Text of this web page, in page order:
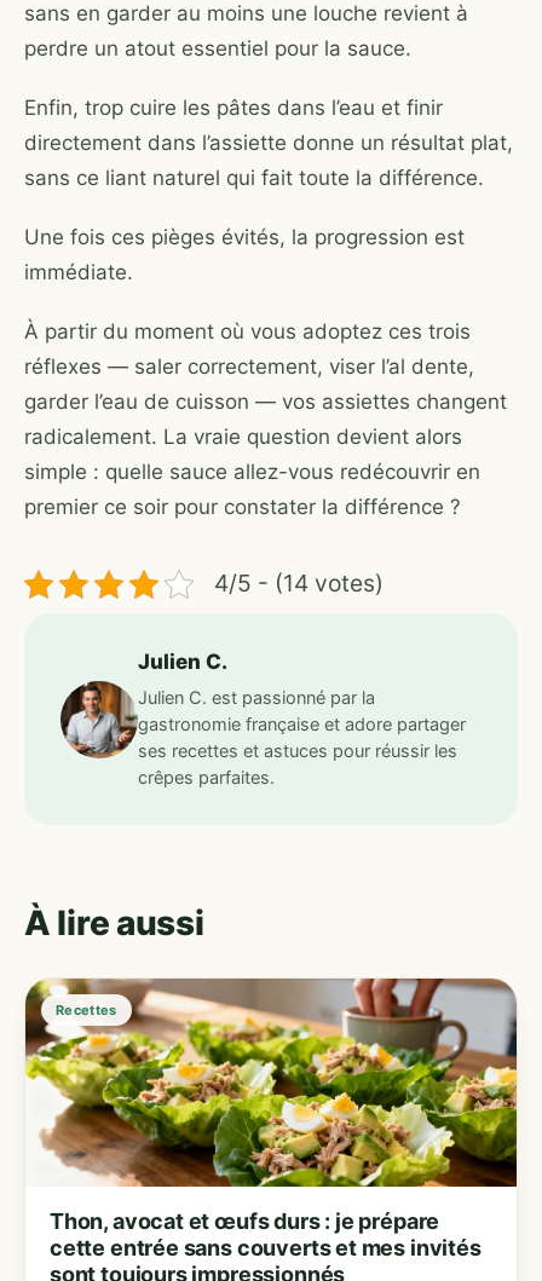
sans en garder au moins une louche revient à
perdre un atout essentiel pour la sauce.
Enfin, trop cuire les pâtes dans l’eau et finir
directement dans l’assiette donne un résultat plat,
sans ce liant naturel qui fait toute la différence.
Une fois ces pièges évités, la progression est
immédiate.
À partir du moment où vous adoptez ces trois
réflexes — saler correctement, viser l’al dente,
garder l’eau de cuisson — vos assiettes changent
radicalement. La vraie question devient alors
simple : quelle sauce allez-vous redécouvrir en
premier ce soir pour constater la différence ?
4/5 - (14 votes)
Julien C.
Julien C. est passionné par la
gastronomie française et adore partager
ses recettes et astuces pour réussir les
crêpes parfaites.
À lire aussi
Recettes
Thon, avocat et œufs durs : je prépare
cette entrée sans couverts et mes invités
sont toujours impressionnés